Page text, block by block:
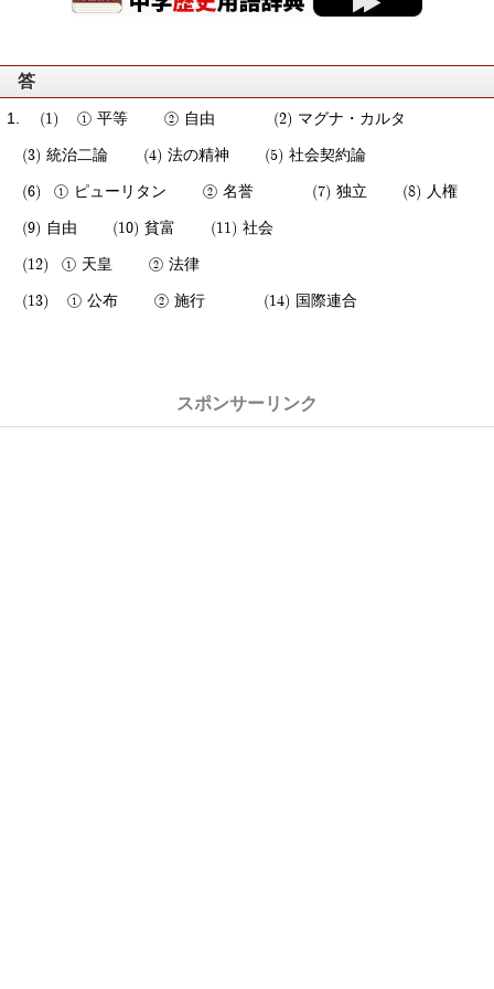
答
平等 自由 マグナ・カルタ
統治二論 法の精神 社会契約論
ピューリタン 名誉 独立 人権
自由 貧富 社会
天皇 法律
公布 施行 国際連合